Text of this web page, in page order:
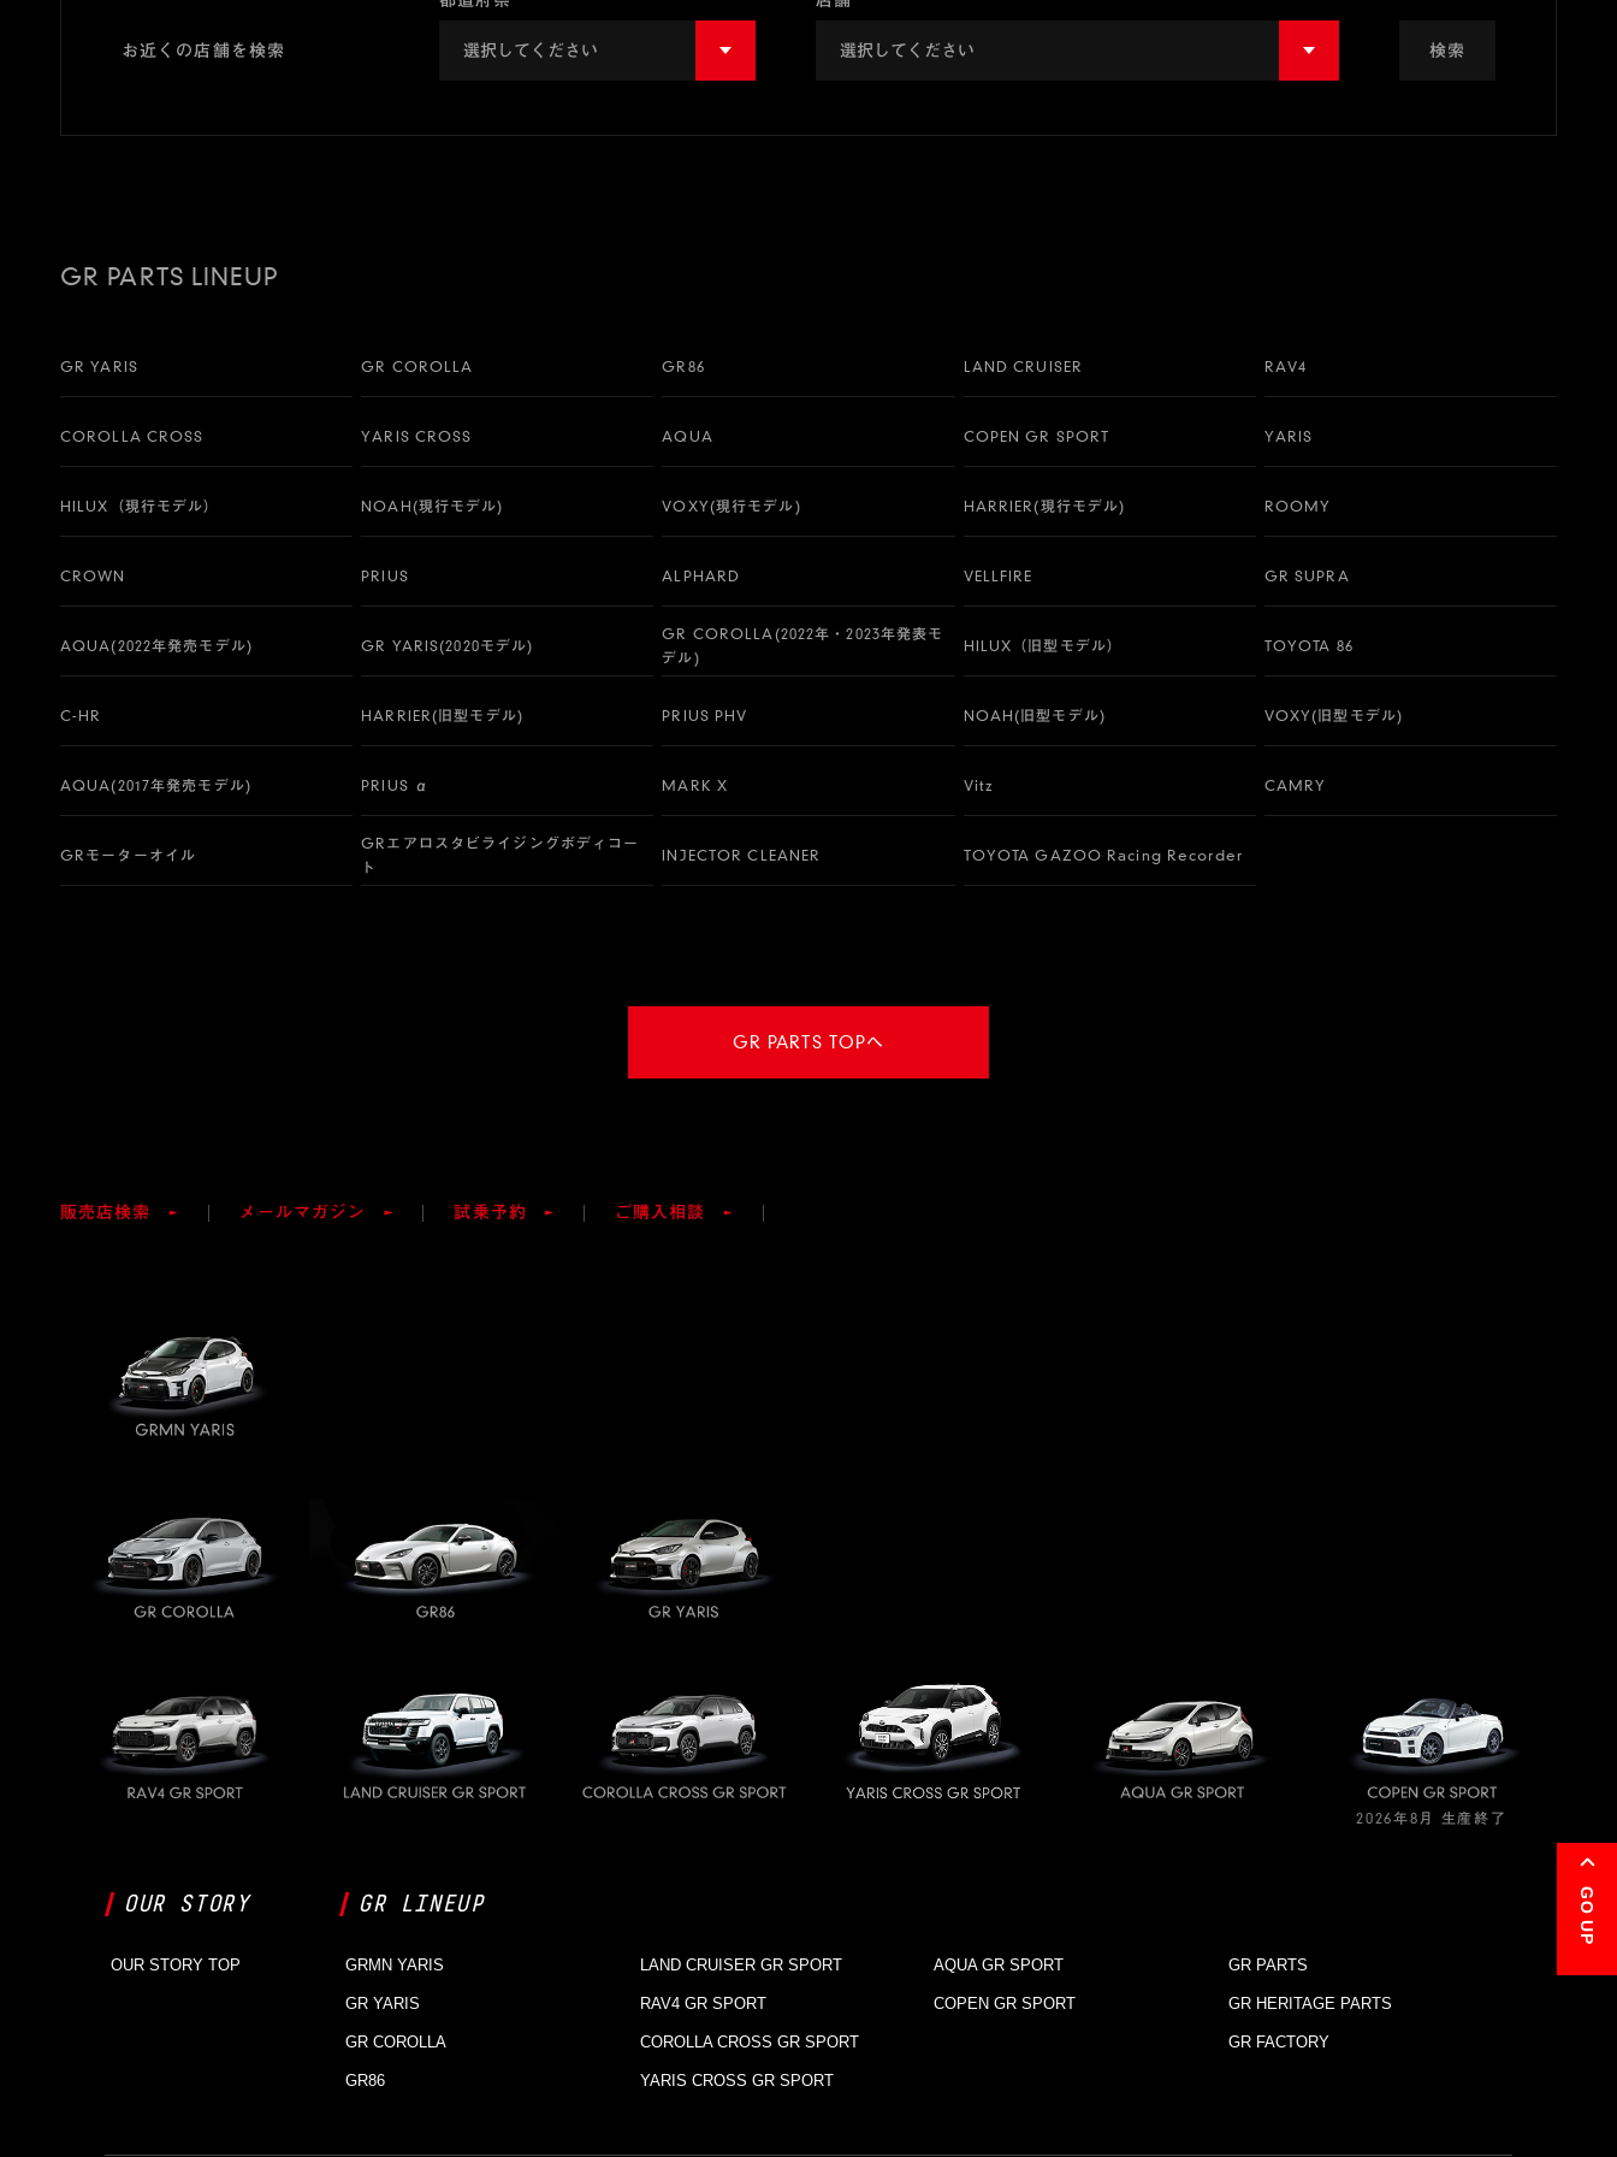
お近くの店舗を検索 検索
GR PARTS LINEUP
GR YARIS GR COROLLA GR86 LAND CRUISER RAV4
COROLLA CROSS YARIS CROSS AQUA COPEN GR SPORT YARIS
HILUX（現行モデル） NOAH(現行モデル) VOXY(現行モデル) HARRIER(現行モデル) ROOMY
CROWN PRIUS ALPHARD VELLFIRE GR SUPRA
AQUA(2022年発売モデル) GR YARIS(2020モデル)
GR COROLLA(2022年・2023年発表モ
デル)
HILUX（旧型モデル） TOYOTA 86
C-HR HARRIER(旧型モデル) PRIUS PHV NOAH(旧型モデル) VOXY(旧型モデル)
AQUA(2017年発売モデル) PRIUS α MARK X Vitz CAMRY
GRモーターオイル
GRエアロスタビライジングボディコー
ト
INJECTOR CLEANER TOYOTA GAZOO Racing Recorder
GR PARTS TOPへ
販売店検索 メールマガジン 試乗予約 ご購入相談
2026年8月 生産終了
OUR STORY
OUR STORY TOP
GR LINEUP
GRMN YARIS
GR YARIS
GR COROLLA
GR86
LAND CRUISER GR SPORT
RAV4 GR SPORT
COROLLA CROSS GR SPORT
YARIS CROSS GR SPORT
AQUA GR SPORT
COPEN GR SPORT
GR PARTS
GR HERITAGE PARTS
GR FACTORY
GO UP